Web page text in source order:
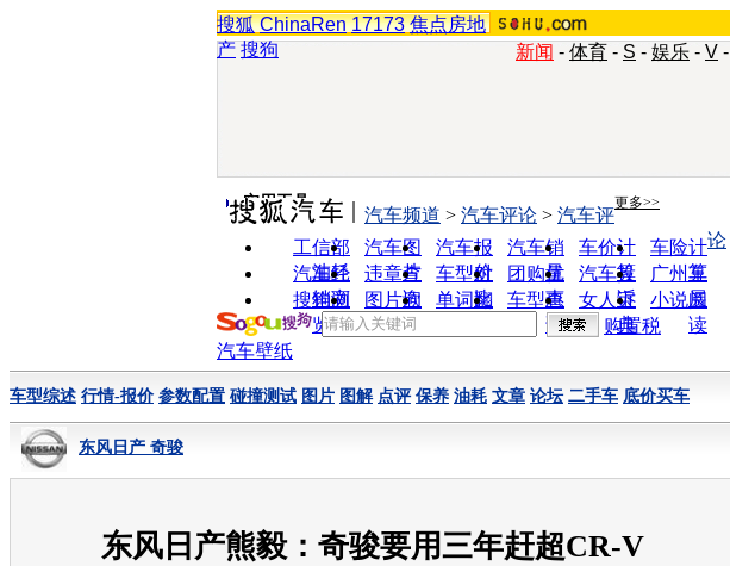
搜狐 ChinaRen 17173 焦点房地
产 搜狗 新闻 - 体育 - S - 娱乐 - V -
实用工具 更多>>
工信部
油耗
汽车图
片
汽车报
价
汽车销
量
车价计
算
车险计
算
汽车经
销商
违章查
询
车型对
比
团购优
惠
汽车投
诉
广州车
展
搜狗浏
览器
图片欣
赏
单词翻
车型查
询
女人宝
典
小说阅
读
汽车频道 > 汽车评论 > 汽车评
论
购置税
汽车壁纸
车型综述 行情-报价 参数配置 碰撞测试 图片 图解 点评 保养 油耗 文章 论坛 二手车 底价买车
东风日产 奇骏
东风日产熊毅：奇骏要用三年赶超CR-V